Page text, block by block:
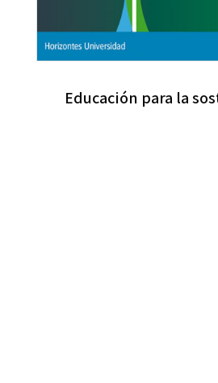
Educación para la